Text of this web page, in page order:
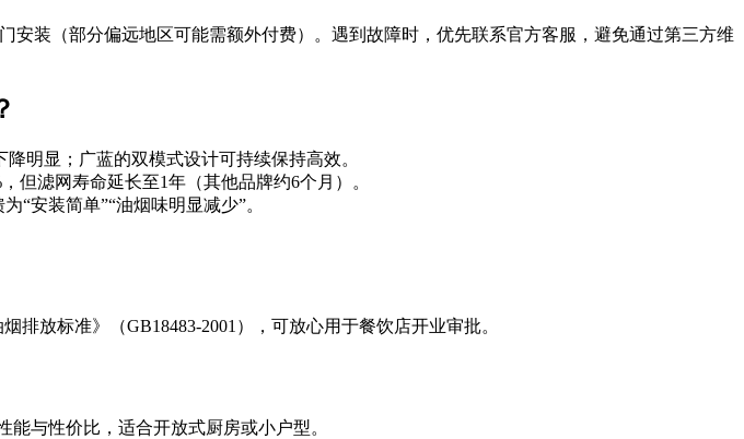
安装（部分偏远地区可能需额外付费）。遇到故障时，优先联系官方客服，避免通过第三方维
明显；广蓝的双模式设计可持续保持高效。
但滤网寿命延长至1年（其他品牌约6个月）。
“安装简单”“油烟味明显减少”。
放标准》（GB18483-2001），可放心用于餐饮店开业审批。
能与性价比，适合开放式厨房或小户型。